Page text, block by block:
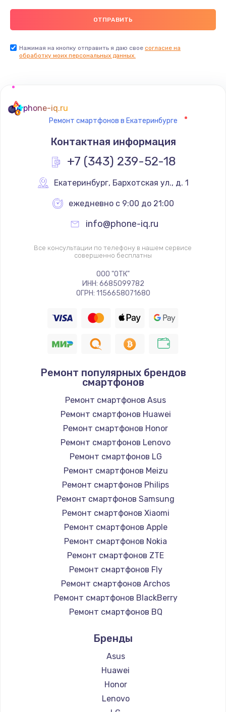
Нажимая на кнопку отправить я даю свое согласие на
обработку моих персональных данных.
phone-iq.ru
Ремонт смартфонов в Екатеринбурге
Контактная информация
+7 (343) 239-52-18
Екатеринбург, Бархотская ул., д. 1
ежедневно с 9:00 до 21:00
info@phone-iq.ru
Все консультации по телефону в нашем сервисе
совершенно бесплатны
ООО "ОТК"
ИНН: 6685099782
ОГРН: 1156658071680
Ремонт популярных брендов
смартфонов
Ремонт смартфонов Asus
Ремонт смартфонов Huawei
Ремонт смартфонов Honor
Ремонт смартфонов Lenovo
Ремонт смартфонов LG
Ремонт смартфонов Meizu
Ремонт смартфонов Philips
Ремонт смартфонов Samsung
Ремонт смартфонов Xiaomi
Ремонт смартфонов Apple
Ремонт смартфонов Nokia
Ремонт смартфонов ZTE
Ремонт смартфонов Fly
Ремонт смартфонов Archos
Ремонт смартфонов BlackBerry
Ремонт смартфонов BQ
Ремонт смартфонов Digma
Ремонт смартфонов Ginzzu
Ремонт смартфонов Highscreen
Ремонт смартфонов Irbis
Ремонт смартфонов Kyocera
Бренды
Asus
Huawei
Honor
Lenovo